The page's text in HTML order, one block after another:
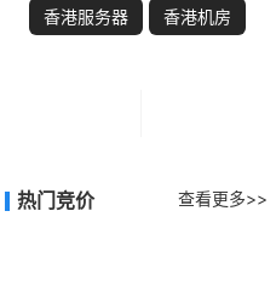
香港服务器 香港机房
热门竞价 查看更多>>